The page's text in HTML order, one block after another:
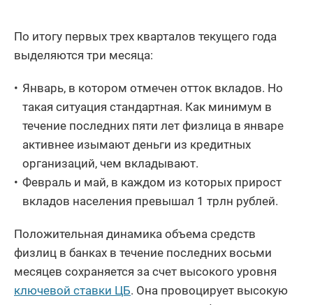
По итогу первых трех кварталов текущего года
выделяются три месяца:
Январь, в котором отмечен отток вкладов. Но
такая ситуация стандартная. Как минимум в
течение последних пяти лет физлица в январе
активнее изымают деньги из кредитных
организаций, чем вкладывают.
Февраль и май, в каждом из которых прирост
вкладов населения превышал 1 трлн рублей.
Положительная динамика объема средств
физлиц в банках в течение последних восьми
месяцев сохраняется за счет высокого уровня
ключевой ставки ЦБ. Она провоцирует высокую